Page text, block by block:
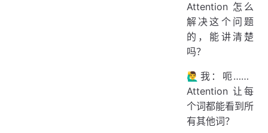
Attention 怎么
解决这个问题
的，能讲清楚
吗？
🙋‍♂️我：呃……
Attention 让每
个词都能看到所
有其他词？